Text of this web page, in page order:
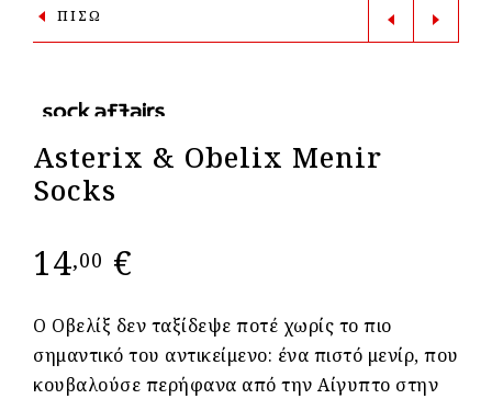
ΠΙΣΩ
Asterix & Obelix Menir
Socks
14,00 €
Ο Οβελίξ δεν ταξίδεψε ποτέ χωρίς το πιο
σημαντικό του αντικείμενο: ένα πιστό μενίρ, που
κουβαλούσε περήφανα από την Αίγυπτο στην